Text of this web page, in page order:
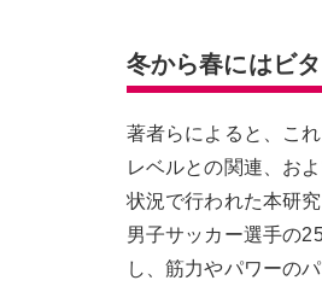
冬から春にはビ
著者らによると、こ
レベルとの関連、お
状況で行われた本研
男子サッカー選手の
し、筋力やパワーの